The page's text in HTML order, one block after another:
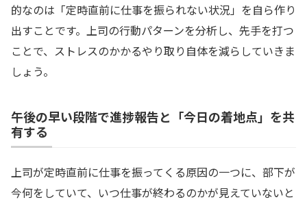
的なのは「定時直前に仕事を振られない状況」を自ら作り
出すことです。上司の行動パターンを分析し、先手を打つ
ことで、ストレスのかかるやり取り自体を減らしていきま
しょう。
午後の早い段階で進捗報告と「今日の着地点」を共
有する
上司が定時直前に仕事を振ってくる原因の一つに、部下が
今何をしていて、いつ仕事が終わるのかが見えていないと